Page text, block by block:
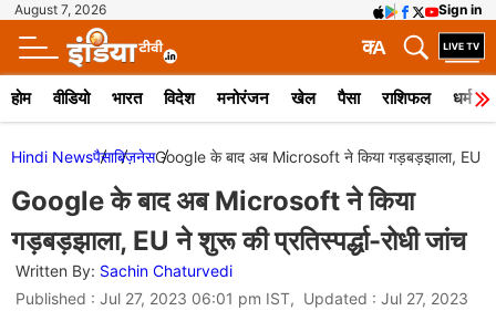
August 7, 2026 Sign in
A
क
होम वीडियो भारत विदेश मनोरंजन खेल पैसा राशिफल धर्म
Hindi Newsपैसाबिज़नेसGoogle के बाद अब Microsoft ने किया गड़बड़झाला, EU ने
Google के बाद अब Microsoft ने किया
गड़बड़झाला, EU ने शुरू की प्रतिस्पर्द्धा-रोधी जांच
Written By: Sachin Chaturvedi
Published : Jul 27, 2023 06:01 pm IST, Updated : Jul 27, 2023